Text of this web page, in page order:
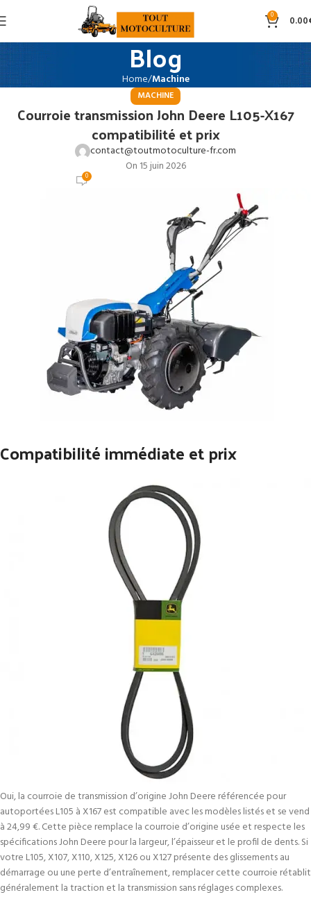
0 0.00
Blog
Home Machine
MACHINE
Courroie transmission John Deere L105-X167
compatibilité et prix
contact@toutmotoculture-fr.com
On 15 juin 2026
0
Compatibilité immédiate et prix
Oui, la courroie de transmission d’origine John Deere référencée pour
autoportées L105 à X167 est compatible avec les modèles listés et se vend
à 24,99 €. Cette pièce remplace la courroie d’origine usée et respecte les
spécifications John Deere pour la largeur, l’épaisseur et le profil de dents. Si
votre L105, X107, X110, X125, X126 ou X127 présente des glissements au
démarrage ou une perte d’entraînement, remplacer cette courroie rétablit
généralement la traction et la transmission sans réglages complexes.